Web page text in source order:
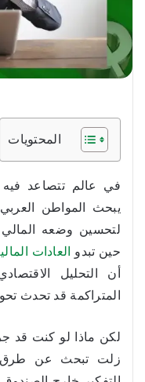
المحتويات
في عالم تتصاعد
يبحث المواطن
لتحسين وضعه
حين تبدو العادات
أن التحليل
المتراكمة قد تحدث
لكن ماذا لو كنت قد
زلت تبحث عن طرق